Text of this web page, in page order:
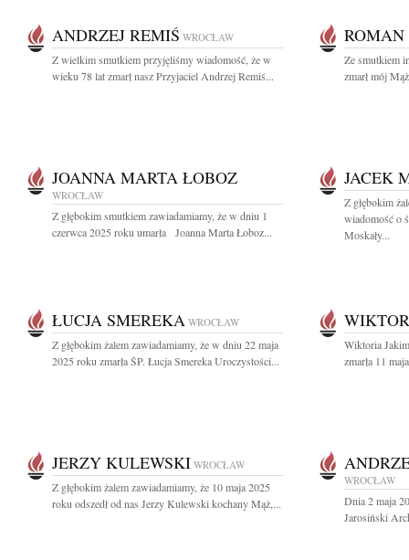
ANDRZEJ REMIŚ WROCŁAW
Z wielkim smutkiem przyjęliśmy wiadomość, że w
wieku 78 lat zmarł nasz Przyjaciel Andrzej Remiś...
ROMAN
Ze smutkiem
zmarł mój
JOANNA MARTA ŁOBOZ
WROCŁAW
Z głębokim smutkiem zawiadamiamy, że w dniu 1
czerwca 2025 roku umarła Joanna Marta Łoboz...
JACEK
Z głębokim
wiadomość o
Moskały...
ŁUCJA SMEREKA WROCŁAW
Z głębokim żalem zawiadamiamy, że w dniu 22 maja
2025 roku zmarła ŚP. Łucja Smereka Uroczystości...
Wiktoria
zmarła 11
JERZY KULEWSKI WROCŁAW
Z głębokim żalem zawiadamiamy, że 10 maja 2025
roku odszedł od nas Jerzy Kulewski kochany Mąż,...
WROCŁAW
Dnia 2 maja
Jarosiński